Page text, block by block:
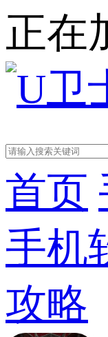
正在
首页
手机
攻略